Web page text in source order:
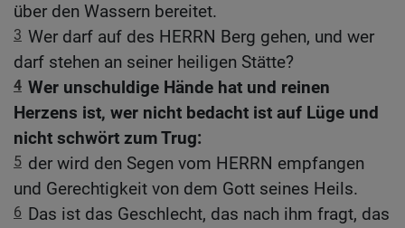
über den Wassern bereitet.
3 Wer darf auf des HERRN Berg gehen, und wer
darf stehen an seiner heiligen Stätte?
4 Wer unschuldige Hände hat und reinen
Herzens ist, wer nicht bedacht ist auf Lüge und
nicht schwört zum Trug:
5 der wird den Segen vom HERRN empfangen
und Gerechtigkeit von dem Gott seines Heils.
6 Das ist das Geschlecht, das nach ihm fragt, das